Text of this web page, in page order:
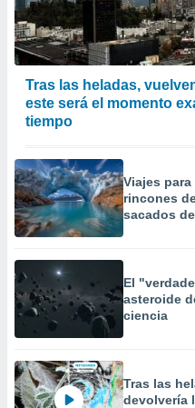
Tras las heladas,
este será el momento
tiempo
Viajes
rincones
sacados
El
asteroide
ciencia
Tras las
devolvería